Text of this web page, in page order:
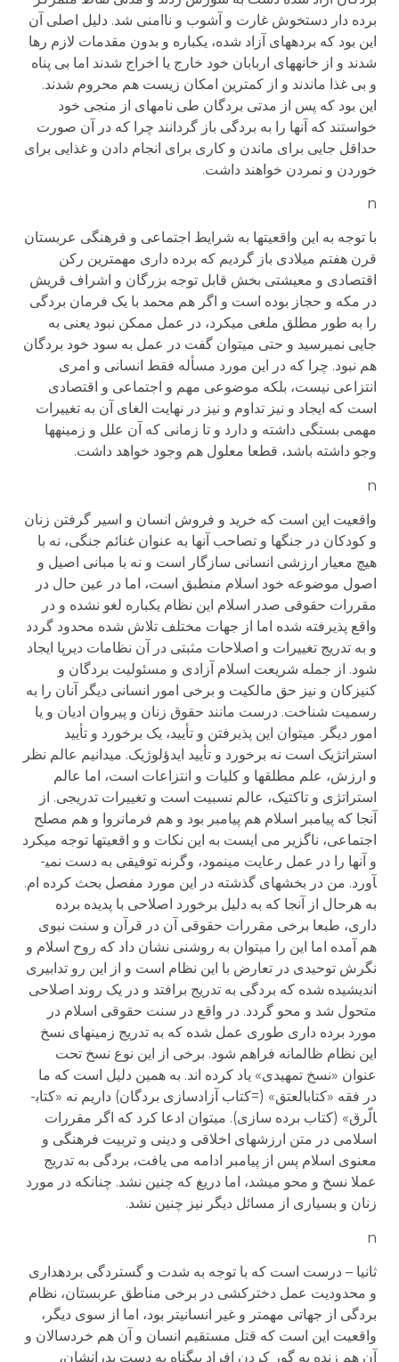
برده دار دستخوش غارت و آشوب و ناامنی شد. دلیل اصلی آن
این بود که برده­های آزاد شده، یکباره و بدون مقدمات لازم رها
شدند و از خانه­های اربابان خود خارج یا اخراج شدند اما بی پناه
و بی غذا ماندند و از کمترین امکان زیست هم محروم شدند.
این بود که پس از مدتی بردگان طی نامه­ای از منجی خود
خواستند که آنها را به بردگی باز گردانند چرا که در آن صورت
حداقل جایی برای ماندن و کاری برای انجام دادن و غذایی برای
خوردن و نمردن خواهند داشت.
n
با توجه به این واقعیت­ها به شرایط اجتماعی و فرهنگی عربستان
قرن هفتم میلادی باز گردیم که برده داری مهم­ترین رکن
اقتصادی و معیشتی بخش قابل توجه بزرگان و اشراف قریش
در مکه و حجاز بوده است و اگر هم محمد با یک فرمان بردگی
را به طور مطلق ملغی می­کرد، در عمل ممکن نبود یعنی به
جایی نمی­رسید و حتی می­توان گفت در عمل به سود خود بردگان
هم نبود. چرا که در این مورد مسأله فقط انسانی و امری
انتزاعی نیست، بلکه موضوعی مهم و اجتماعی و اقتصادی
است که ایجاد و نیز تداوم و نیز در نهایت الغای آن به تغییرات
مهمی بستگی داشته و دارد و تا زمانی که آن علل و زمینه­ها
وجو داشته باشد، قطعا معلول هم وجود خواهد داشت.
n
واقعیت این است که خرید و فروش انسان و اسیر گرفتن زنان
و کودکان در جنگها و تصاحب آنها به عنوان غنائم جنگی، نه با
هیچ معیار ارزشی انسانی سازگار است و نه با مبانی اصیل و
اصول موضوعه خود اسلام منطبق است، اما در عین حال در
مقررات حقوقی صدر اسلام این نظام یکباره لغو نشده و در
واقع پذیرفته شده اما از جهات مختلف تلاش شده محدود گردد
و به تدریج تغییرات و اصلاحات مثبتی در آن نظامات دیرپا ایجاد
شود. از جمله شریعت اسلام آزادی و مسئولیت بردگان و
کنیزکان و نیز حق مالکیت و برخی امور انسانی دیگر آنان را به
رسمیت شناخت. درست مانند حقوق زنان و پیروان ادیان و یا
امور دیگر. می­توان این پذیرفتن و تأیید، یک برخورد و تأیید
استراتژیک است نه برخورد و تأیید ایدؤلوژیک. می­دانیم عالم نظر
و ارزش، علم مطلق­ها و کلیات و انتزاعات است، اما عالم
استراتژی و تاکتیک، عالم نسبیت است و تغییرات تدریجی. از
آنجا که پیامبر اسلام هم پیامبر بود و هم فرمانروا و هم مصلح
اجتماعی، ناگزیر می ­ایست به این نکات و و اقعیت­ها توجه می­کرد
و آنها را در عمل رعایت می­نمود، وگرنه توفیقی به دست نمی­
آورد. من در بخش­های گذشته در این مورد مفصل بحث کرده ام.
به هرحال از آنجا که به دلیل برخورد اصلاحی با پدیده برده
داری، طبعا برخی مقررات حقوقی آن در قرآن و سنت نبوی
هم آمده اما این را می­توان به روشنی نشان داد که روح اسلام و
نگرش توحیدی در تعارض با این نظام است و از این رو تدابیری
اندیشیده شده که بردگی به تدریج برافتد و در یک روند اصلاحی
متحول شد و محو گردد. در واقع در سنت حقوقی اسلام در
مورد برده داری طوری عمل شده که به تدریج زمینه­ای نسخ
این نظام ظالمانه فراهم شود. برخی از این نوع نسخ تحت
عنوان «نسخ تمهیدی» یاد کرده اند. به همین دلیل است که ما
در فقه «کتاب­العتق» (=کتاب آزادسازی بردگان) داریم نه «کتاب­
الّرق» (کتاب برده سازی). می­توان ادعا کرد که اگر مقررات
اسلامی در متن ارزش­های اخلاقی و دینی و تربیت فرهنگی و
معنوی اسلام پس از پیامبر ادامه می یافت، بردگی به تدریج
عملا نسخ و محو می­شد، اما دریغ که چنین نشد. چنانکه در مورد
زنان و بسیاری از مسائل دیگر نیز چنین نشد.
n
ثانیا – درست است که با توجه به شدت و گستردگی برده­داری
و محدودیت عمل دخترکشی در برخی مناطق عربستان، نظام
بردگی از جهاتی مهم­تر و غیر انسانی­تر بود، اما از سوی دیگر،
واقعیت این است که قتل مستقیم انسان و آن هم خردسالان و
آن هم زنده به گور کردن افراد بی­گناه به دست پدرانشان،